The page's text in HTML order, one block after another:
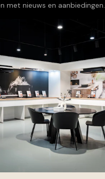
met nieuws en aanbiedingen.